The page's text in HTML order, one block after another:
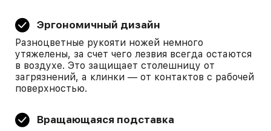
Эргономичный дизайн
Разноцветные рукояти ножей немного
утяжелены, за счет чего лезвия всегда остаются
в воздухе. Это защищает столешницу от
загрязнений, а клинки — от контактов с рабочей
поверхностью.
Вращающаяся подставка